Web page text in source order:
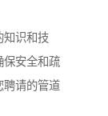
知识和技
保安全和疏
聘请的管道